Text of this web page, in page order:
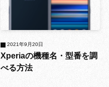
Xperiaの機種名・型番を調
べる方法
2021年9月20日